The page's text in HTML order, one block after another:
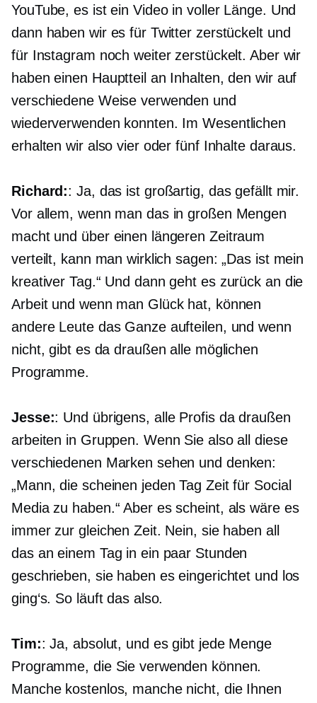
YouTube, es ist ein Video in voller Länge. Und
dann haben wir es für Twitter zerstückelt und
für Instagram noch weiter zerstückelt. Aber wir
haben einen Hauptteil an Inhalten, den wir auf
verschiedene Weise verwenden und
wiederverwenden konnten. Im Wesentlichen
erhalten wir also vier oder fünf Inhalte daraus.
Richard:: Ja, das ist großartig, das gefällt mir.
Vor allem, wenn man das in großen Mengen
macht und über einen längeren Zeitraum
verteilt, kann man wirklich sagen: „Das ist mein
kreativer Tag.“ Und dann geht es zurück an die
Arbeit und wenn man Glück hat, können
andere Leute das Ganze aufteilen, und wenn
nicht, gibt es da draußen alle möglichen
Programme.
Jesse:: Und übrigens, alle Profis da draußen
arbeiten in Gruppen. Wenn Sie also all diese
verschiedenen Marken sehen und denken:
„Mann, die scheinen jeden Tag Zeit für Social
Media zu haben.“ Aber es scheint, als wäre es
immer zur gleichen Zeit. Nein, sie haben all
das an einem Tag in ein paar Stunden
geschrieben, sie haben es eingerichtet und los
ging‘s. So läuft das also.
Tim:: Ja, absolut, und es gibt jede Menge
Programme, die Sie verwenden können.
Manche kostenlos, manche nicht, die Ihnen